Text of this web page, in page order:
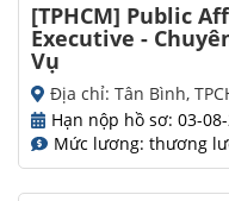
[TPHCM] Public
Executive -
Vụ
Địa chỉ: Tân Bình,
Hạn nộp hồ sơ: 03-
Mức lương: thương